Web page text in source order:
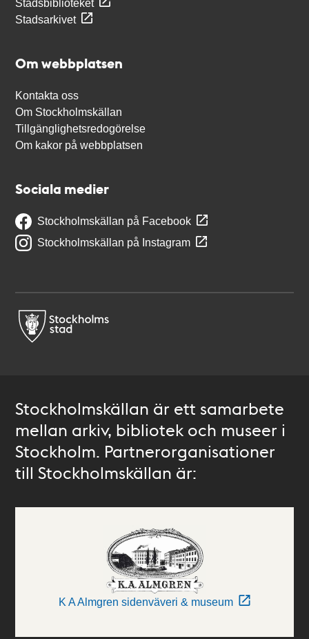
Stadsbiblioteket
Stadsarkivet
Om webbplatsen
Kontakta oss
Om Stockholmskällan
Tillgänglighetsredogörelse
Om kakor på webbplatsen
Sociala medier
Stockholmskällan på Facebook
Stockholmskällan på Instagram
Stockholmskällan är ett samarbete
mellan arkiv, bibliotek och museer i
Stockholm. Partnerorganisationer
till Stockholmskällan är:
K A Almgren sidenväveri & museum